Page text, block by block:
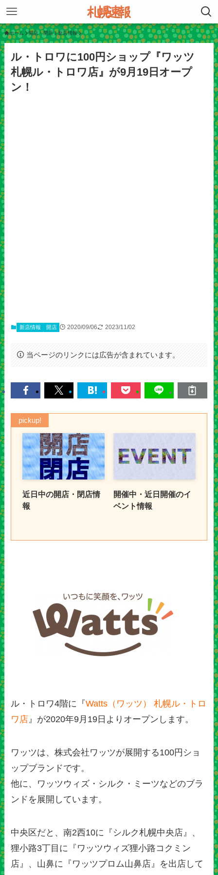
ホーム 開店・閉店 新店情報
ル・トロワに100円ショップ『ワッツ
札幌ル・トロワ店』が9月19日オープ
ン！
新店情報 開店 2020/09/06 2023/11/02
当ページのリンクには広告が含まれています。
pickup!
近日中の開店・閉店情
報
開催中・近日開催のイ
ベント情報
ル・トロワ4階に『Watts（ワッツ） 札幌ル・トロ
ワ店 』が2020年9月19日よりオープンします。
ワッツは、株式会社ワッツが展開する100円ショ
ップブランドです。
他に、ワッツウィズ・シルク・ミーツなどのブラ
ンドを展開しています。
中央区だと、南2西10に『シルク札幌中央店』、
狸小路3丁目に『ワッツウィズ狸小路コクミン
店』、山鼻に『ワッツプロム山鼻店』を出店して